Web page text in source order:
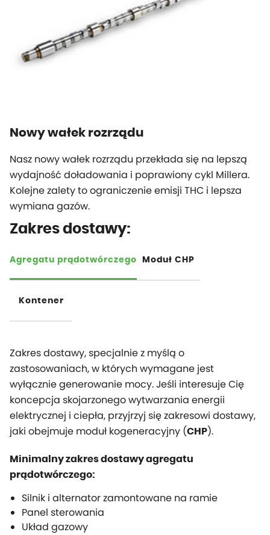
Nowy wałek rozrządu
Nasz nowy wałek rozrządu przekłada się na lepszą
wydajność doładowania i poprawiony cykl Millera.
Kolejne zalety to ograniczenie emisji THC i lepsza
wymiana gazów.
Zakres dostawy:
Agregatu prądotwórczego Moduł CHP
Kontener
Zakres dostawy, specjalnie z myślą o
zastosowaniach, w których wymagane jest
wyłącznie generowanie mocy. Jeśli interesuje Cię
koncepcja skojarzonego wytwarzania energii
elektrycznej i ciepła, przyjrzyj się zakresowi dostawy,
jaki obejmuje moduł kogeneracyjny (CHP).
Minimalny zakres dostawy agregatu
prądotwórczego:
Silnik i alternator zamontowane na ramie
Panel sterowania
Układ gazowy